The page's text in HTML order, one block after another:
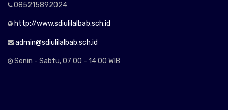
085215892024
http://www.sdiulilalbab.sch.id
admin@sdiulilalbab.sch.id
Senin - Sabtu, 07:00 - 14:00 WIB